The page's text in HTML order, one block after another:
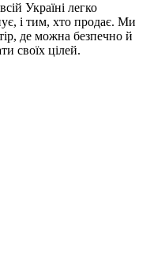
Україні легко
і тим, хто продає. Ми
де можна безпечно й
своїх цілей.